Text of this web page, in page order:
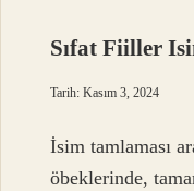
Sıfat Fiiller
Tarih: Kasım 3, 2024
İsim tamlaması
öbeklerinde,